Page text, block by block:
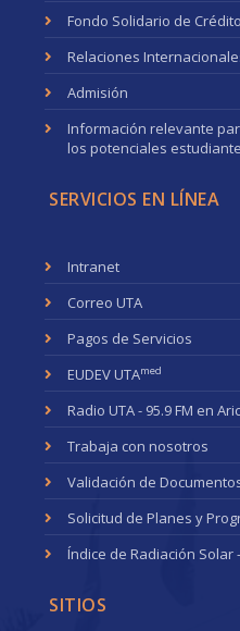
Fondo Solidario de Crédito
Relaciones
Admisión
Información relevante
los potenciales
SERVICIOS EN LÍNEA
Intranet
Correo UTA
Pagos de Servicios
EUDEV UTAmed
Radio UTA - 95.9 FM en
Trabaja con nosotros
Validación de
Solicitud de Planes y
Índice de Radiación Solar
SITIOS